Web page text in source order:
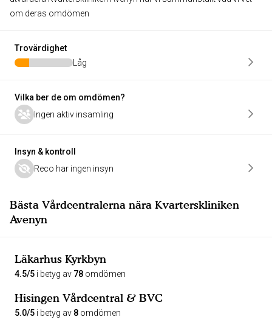
om deras omdömen
Trovärdighet
Låg
Vilka ber de om omdömen?
Ingen aktiv insamling
Insyn & kontroll
Reco har ingen insyn
Bästa Vårdcentralerna nära Kvarterskliniken
Avenyn
Läkarhus Kyrkbyn
4.5/5 i betyg av 78 omdömen
Hisingen Vårdcentral & BVC
5.0/5 i betyg av 8 omdömen